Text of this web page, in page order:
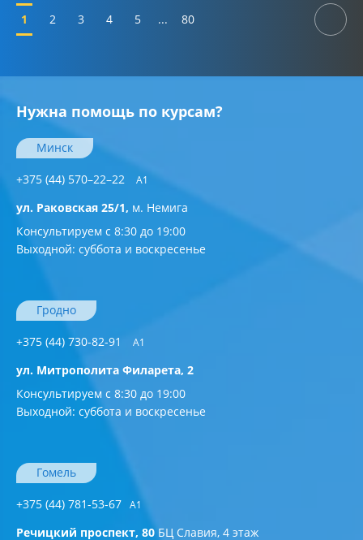
1 2 3 4 5 ... 80
Нужна помощь по курсам?
Минск
+375 (44) 570–22–22 A1
ул. Раковская 25/1, м. Немига
Консультируем с 8:30 до 19:00
Выходной: суббота и воскресенье
Гродно
+375 (44) 730-82-91 A1
ул. Митрополита Филарета, 2
Консультируем с 8:30 до 19:00
Выходной: суббота и воскресенье
Гомель
+375 (44) 781-53-67 A1
Речицкий проспект, 80 БЦ Славия, 4 этаж